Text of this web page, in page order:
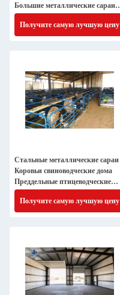
Большие металлические сараи
Мастерские Огнестойкие
Получите самую лучшую цену
Стальные металлические сараи
Коровьи свиноводческие дома
Преддельные птицеводческие
дома Строительство роликовых
дверей
Получите самую лучшую цену